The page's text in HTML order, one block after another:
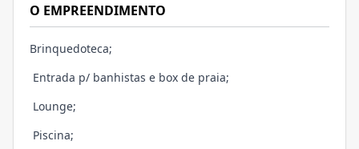
O EMPREENDIMENTO
Brinquedoteca;
Entrada p/ banhistas e box de praia;
Lounge;
Piscina;